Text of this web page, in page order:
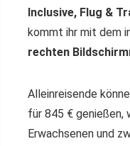
Inclusive, Flug &
kommt ihr mit dem
rechten
Alleinreisende
für 845 € genießen,
Erwachsenen und